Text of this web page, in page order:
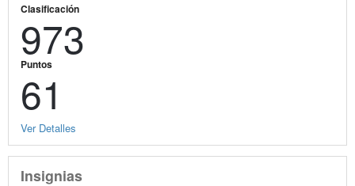
Clasificación
973
Puntos
61
Ver Detalles
Insignias